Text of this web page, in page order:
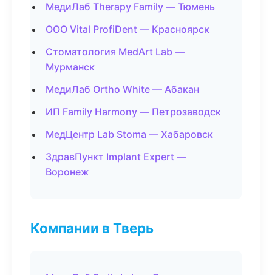
МедиЛаб Therapy Family — Тюмень
ООО Vital ProfiDent — Красноярск
Стоматология MedArt Lab —
Мурманск
МедиЛаб Ortho White — Абакан
ИП Family Harmony — Петрозаводск
МедЦентр Lab Stoma — Хабаровск
ЗдравПункт Implant Expert —
Воронеж
Компании в Тверь